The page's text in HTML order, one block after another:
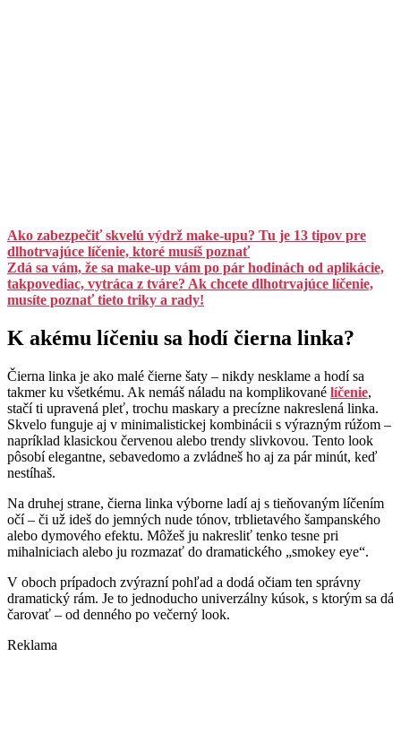
Ako zabezpečiť skvelú výdrž make-upu? Tu je 13 tipov pre
dlhotrvajúce líčenie, ktoré musíš poznať
Zdá sa vám, že sa make-up vám po pár hodinách od aplikácie,
takpovediac, vytráca z tváre? Ak chcete dlhotrvajúce líčenie,
musíte poznať tieto triky a rady!
K akému líčeniu sa hodí čierna linka?
Čierna linka je ako malé čierne šaty – nikdy nesklame a hodí sa
takmer ku všetkému. Ak nemáš náladu na komplikované líčenie,
stačí ti upravená pleť, trochu maskary a precízne nakreslená linka.
Skvelo funguje aj v minimalistickej kombinácii s výrazným rúžom –
napríklad klasickou červenou alebo trendy slivkovou. Tento look
pôsobí elegantne, sebavedomo a zvládneš ho aj za pár minút, keď
nestíhaš.
Na druhej strane, čierna linka výborne ladí aj s tieňovaným líčením
očí – či už ideš do jemných nude tónov, trblietavého šampanského
alebo dymového efektu. Môžeš ju nakresliť tenko tesne pri
mihalniciach alebo ju rozmazať do dramatického „smokey eye“.
V oboch prípadoch zvýrazní pohľad a dodá očiam ten správny
dramatický rám. Je to jednoducho univerzálny kúsok, s ktorým sa dá
čarovať – od denného po večerný look.
Reklama